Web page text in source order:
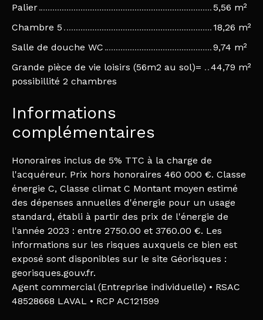
Palier
5,56 m²
Chambre 5
18,26 m²
Salle de douche WC
9,74 m²
Grande pièce de vie loisirs (56m2 au sol)=
possibillité 2 chambres
44,79 m²
Informations
complémentaires
Honoraires inclus de 5% TTC à la charge de
l'acquéreur. Prix hors honoraires 460 000 €. Classe
énergie C, Classe climat C Montant moyen estimé
des dépenses annuelles d'énergie pour un usage
standard, établi à partir des prix de l'énergie de
l'année 2023 : entre 2750.00 et 3760.00 €. Les
informations sur les risques auxquels ce bien est
exposé sont disponibles sur le site Géorisques :
georisques.gouv.fr.
Agent commercial (Entreprise individuelle) • RSAC
48528668 LAVAL • RCP AC121599